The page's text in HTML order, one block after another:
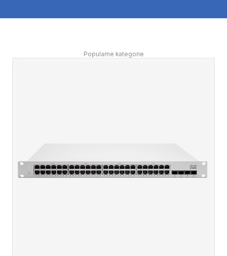
Popularne kategorie